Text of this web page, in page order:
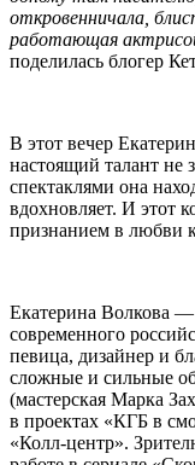
откровенничала,
работающая
поделилась блогер
В этот вечер
настоящий талант не
спектаклями она
вдохновляет. И этот
признанием в любви
Екатерина Волкова
современного
певица, дизайнер и
сложные и сильные
(мастерская Марка
в проектах «КГБ в
«Колл-центр».